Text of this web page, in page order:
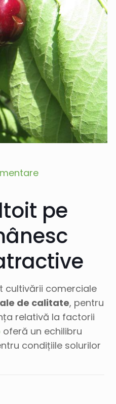
pe
cultivării comerciale
de calitate, pentru
relativă la factorii
oferă un echilibru
condițiile solurilor